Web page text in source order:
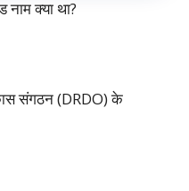
नाम क्या था?
संगठन (DRDO) के